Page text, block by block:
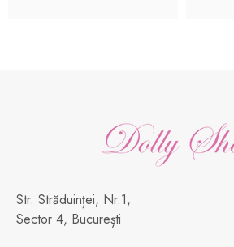
Str. Străduinței, Nr.1,
Sector 4, București